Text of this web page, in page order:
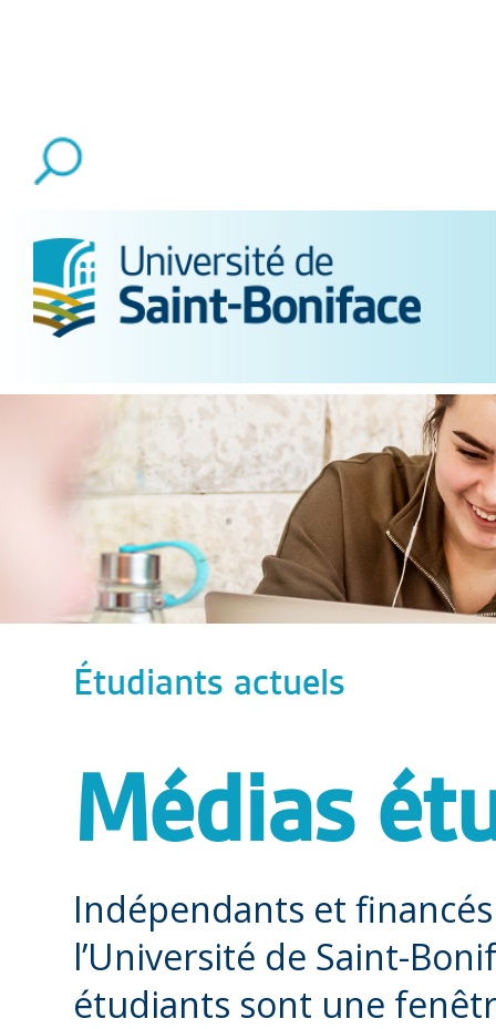
Étudiants actuels
Médias
Indépendants et
l’Université de Saint-
étudiants sont une